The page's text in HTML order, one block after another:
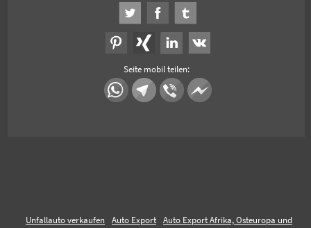
Seite mobil teilen:
Unfallauto verkaufen Auto Export
Auto Export Afrika, Osteuropa und